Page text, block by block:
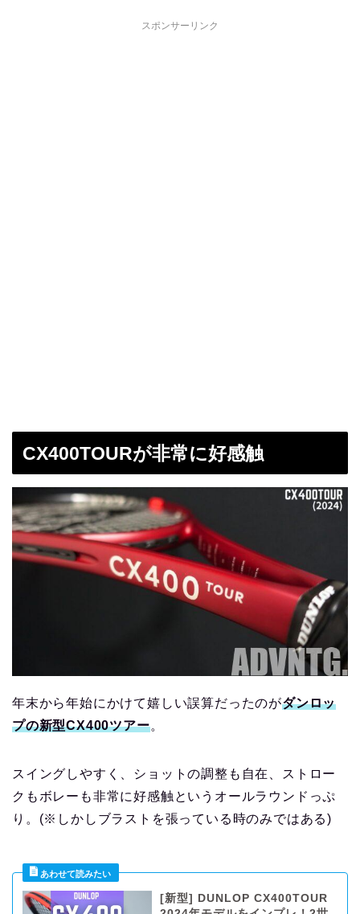
スポンサーリンク
CX400TOURが非常に好感触
年末から年始にかけて嬉しい誤算だったのがダンロッ
プの新型CX400ツアー。
スイングしやすく、ショットの調整も自在、ストロー
クもボレーも非常に好感触というオールラウンドっぷ
り。(※しかしブラストを張っている時のみではある)
[新型] DUNLOP CX400TOUR